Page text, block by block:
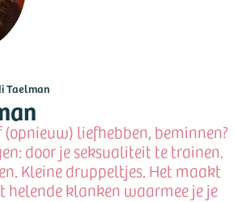
Taelman
(opnieuw) liefhebben, beminnen?
door je seksualiteit te trainen.
Kleine druppeltjes. Het maakt
helende klanken waarmee je je